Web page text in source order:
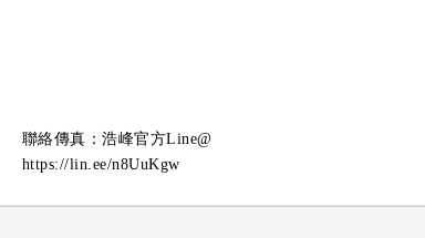
聯絡傳真：浩峰官方Line@
https://lin.ee/n8UuKgw